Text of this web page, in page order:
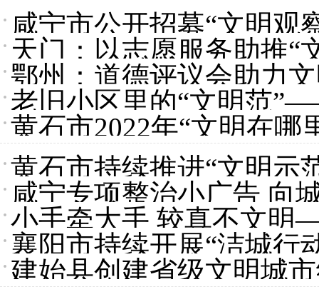
咸宁市公开招募“文明观
天门：以志愿服务助推“
鄂州：道德评议会助力
老旧小区里的“文明范
黄石市2022年“文明在哪
黄石市持续推进“文明示
咸宁专项整治小广告 向
小手牵大手 较真不文明
岗
襄阳市持续开展“洁城行
建始县创建省级文明城